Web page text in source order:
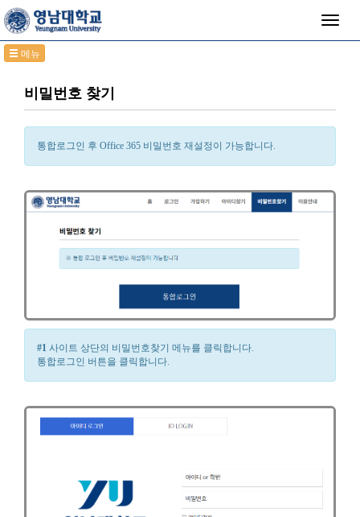
Toggle
이용안내
서비스 안내
Office 365 매뉴얼
아이디 찾기
비밀번호 찾기
로그인
문의하기
메뉴
비밀번호 찾기
통합로그인 후 Office 365 비밀번호 재설정이 가능합니다.
#1 사이트 상단의 비밀번호찾기 메뉴를 클릭합니다.
통합로그인 버튼을 클릭합니다.